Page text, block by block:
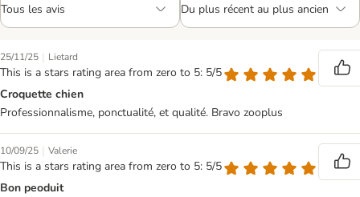
25/11/25 | Lietard
This is a stars rating area from zero to 5: 5/5
Croquette chien
Professionnalisme, ponctualité, et qualité. Bravo zooplus
10/09/25 | Valerie
This is a stars rating area from zero to 5: 5/5
Bon peoduit